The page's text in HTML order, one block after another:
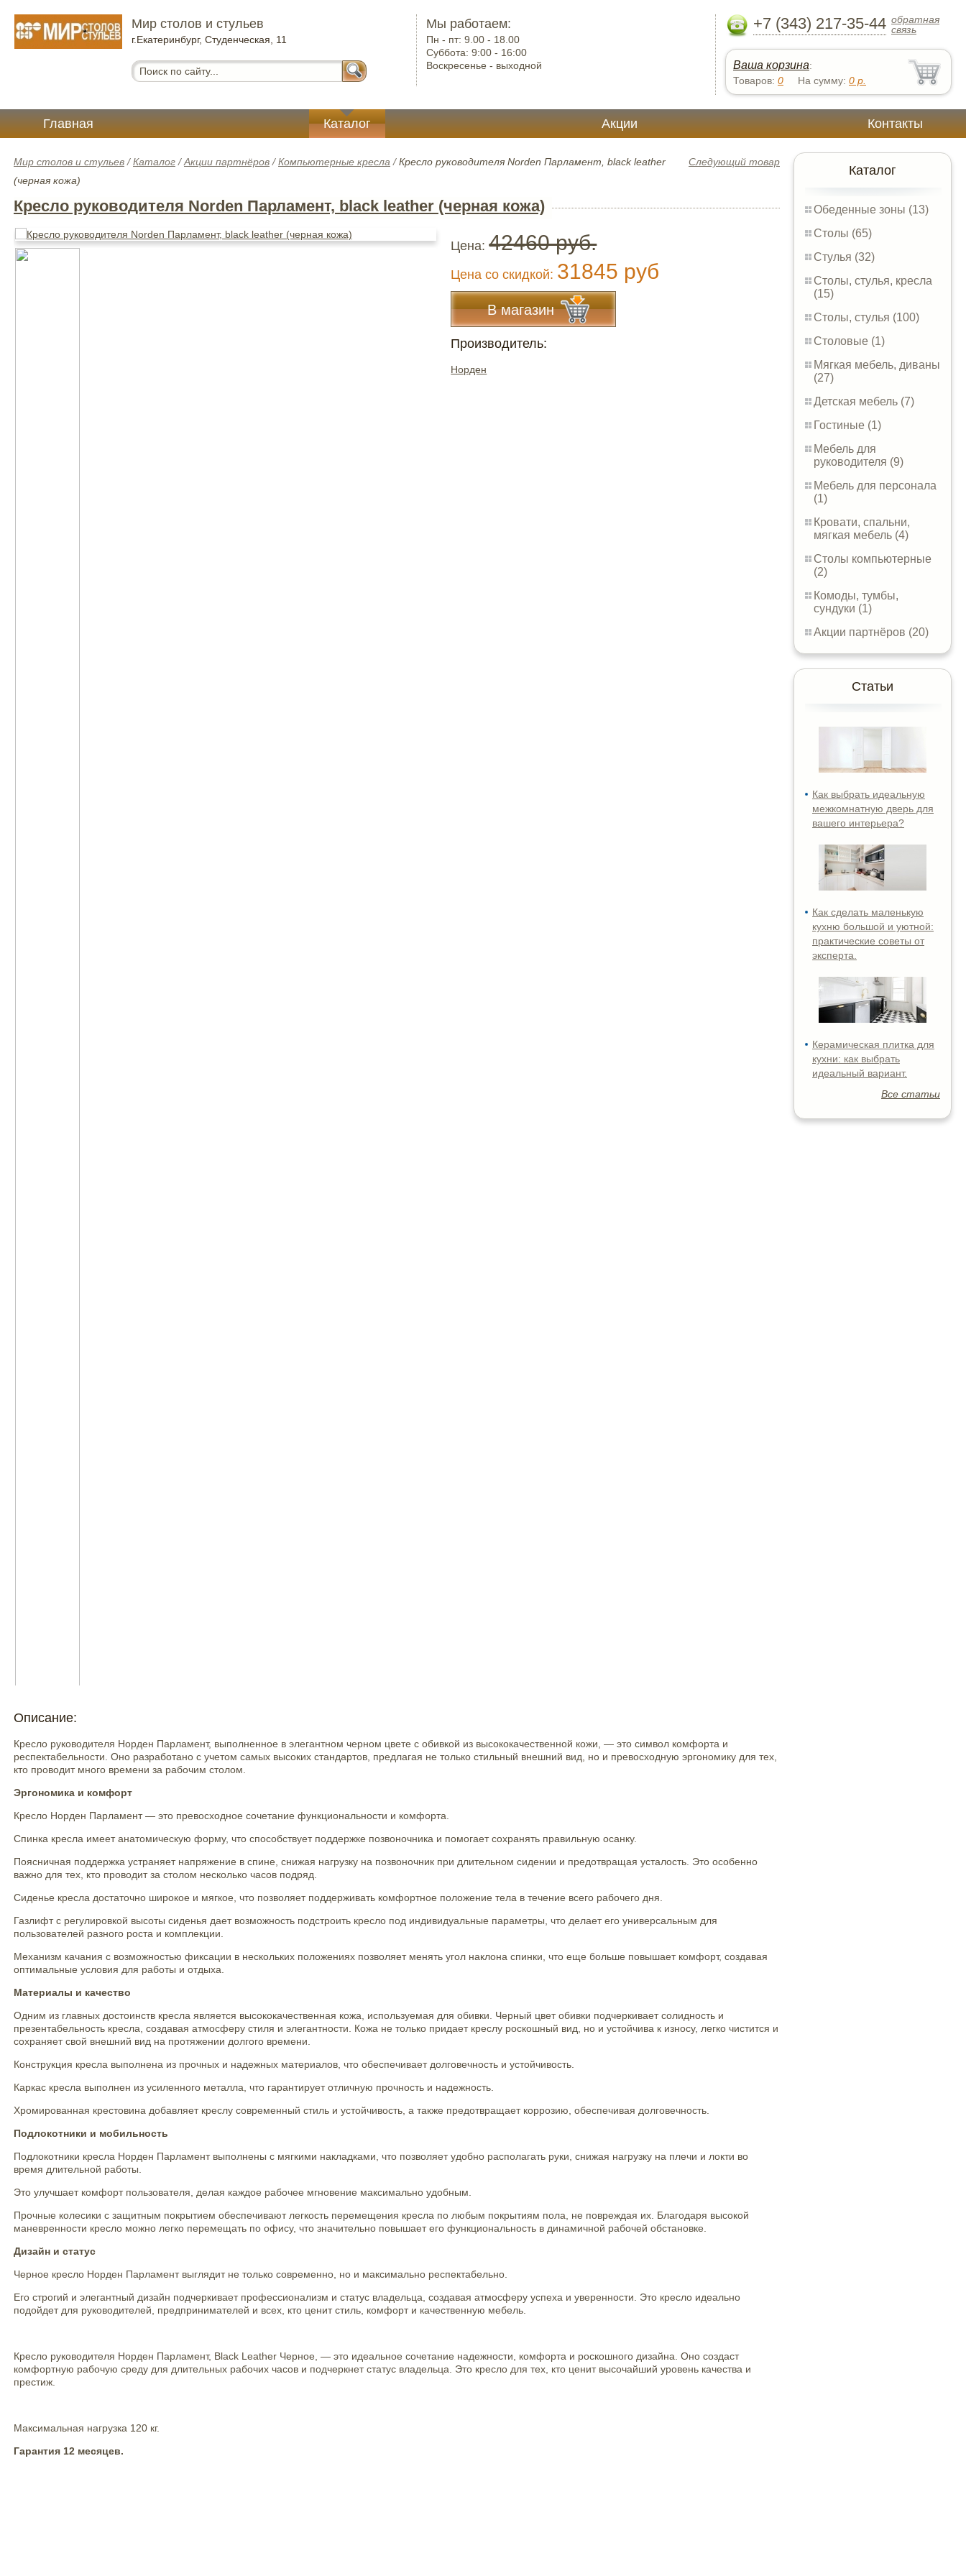
Мир столов и стульев
г.Екатеринбург, Студенческая, 11
Мы работаем:
Пн - пт:9.00 - 18.00
Суббота:9:00 - 16:00
Воскресенье - выходной
+7 (343) 217-35-44 обратная
связь
Ваша корзина:
Товаров: 0 На сумму: 0 р.
Главная Каталог Акции Контакты
Каталог
Обеденные зоны (13)
Столы (65)
Стулья (32)
Столы, стулья, кресла
(15)
Столы, стулья (100)
Столовые (1)
Мягкая мебель, диваны
(27)
Детская мебель (7)
Гостиные (1)
Мебель для
руководителя (9)
Мебель для персонала
(1)
Кровати, спальни,
мягкая мебель (4)
Столы компьютерные
(2)
Комоды, тумбы,
сундуки (1)
Акции партнёров (20)
Статьи
Как выбрать идеальную
межкомнатную дверь для
вашего интерьера?
Как сделать маленькую
кухню большой и уютной:
практические советы от
эксперта.
Керамическая плитка для
кухни: как выбрать
идеальный вариант.
Все статьи
Следующий товар
Мир столов и стульев /Каталог /Акции партнёров /Компьютерные кресла /Кресло руководителя Norden Парламент, black leather
(черная кожа)
Кресло руководителя Norden Парламент, black leather (черная кожа)
Цена:42460 руб.
Цена co скидкой: 31845 руб
В магазин
Производитель:
Норден
Описание:
Кресло руководителя Норден Парламент, выполненное в элегантном черном цвете с обивкой из высококачественной кожи, — это символ комфорта и
респектабельности. Оно разработано с учетом самых высоких стандартов, предлагая не только стильный внешний вид, но и превосходную эргономику для тех,
кто проводит много времени за рабочим столом.
Эргономика и комфорт
Кресло Норден Парламент — это превосходное сочетание функциональности и комфорта.
Спинка кресла имеет анатомическую форму, что способствует поддержке позвоночника и помогает сохранять правильную осанку.
Поясничная поддержка устраняет напряжение в спине, снижая нагрузку на позвоночник при длительном сидении и предотвращая усталость. Это особенно
важно для тех, кто проводит за столом несколько часов подряд.
Сиденье кресла достаточно широкое и мягкое, что позволяет поддерживать комфортное положение тела в течение всего рабочего дня.
Газлифт с регулировкой высоты сиденья дает возможность подстроить кресло под индивидуальные параметры, что делает его универсальным для
пользователей разного роста и комплекции.
Механизм качания с возможностью фиксации в нескольких положениях позволяет менять угол наклона спинки, что еще больше повышает комфорт, создавая
оптимальные условия для работы и отдыха.
Материалы и качество
Одним из главных достоинств кресла является высококачественная кожа, используемая для обивки. Черный цвет обивки подчеркивает солидность и
презентабельность кресла, создавая атмосферу стиля и элегантности. Кожа не только придает креслу роскошный вид, но и устойчива к износу, легко чистится и
сохраняет свой внешний вид на протяжении долгого времени.
Конструкция кресла выполнена из прочных и надежных материалов, что обеспечивает долговечность и устойчивость.
Каркас кресла выполнен из усиленного металла, что гарантирует отличную прочность и надежность.
Хромированная крестовина добавляет креслу современный стиль и устойчивость, а также предотвращает коррозию, обеспечивая долговечность.
Подлокотники и мобильность
Подлокотники кресла Норден Парламент выполнены с мягкими накладками, что позволяет удобно располагать руки, снижая нагрузку на плечи и локти во
время длительной работы.
Это улучшает комфорт пользователя, делая каждое рабочее мгновение максимально удобным.
Прочные колесики с защитным покрытием обеспечивают легкость перемещения кресла по любым покрытиям пола, не повреждая их. Благодаря высокой
маневренности кресло можно легко перемещать по офису, что значительно повышает его функциональность в динамичной рабочей обстановке.
Дизайн и статус
Черное кресло Норден Парламент выглядит не только современно, но и максимально респектабельно.
Его строгий и элегантный дизайн подчеркивает профессионализм и статус владельца, создавая атмосферу успеха и уверенности. Это кресло идеально
подойдет для руководителей, предпринимателей и всех, кто ценит стиль, комфорт и качественную мебель.
Кресло руководителя Норден Парламент, Black Leather Черное, — это идеальное сочетание надежности, комфорта и роскошного дизайна. Оно создаст
комфортную рабочую среду для длительных рабочих часов и подчеркнет статус владельца. Это кресло для тех, кто ценит высочайший уровень качества и
престиж.
Максимальная нагрузка 120 кг.
Гарантия 12 месяцев.